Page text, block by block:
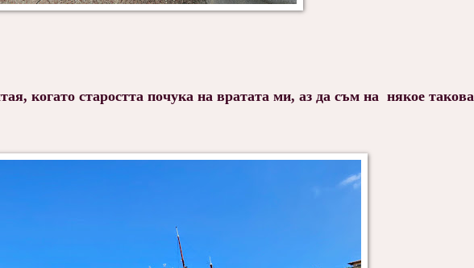
когато старостта почука на вратата ми, аз да съм на някое такова